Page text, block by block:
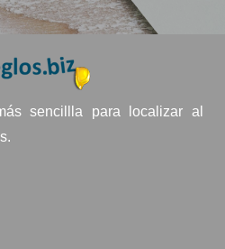
sencillla para localizar al